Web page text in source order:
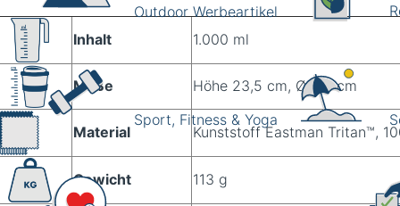
Outdoor Werbeartikel
Sport, Fitness & Yoga
Inhalt 1.000 ml
Maße Höhe 23,5 cm, Ø 8,8 cm
Material Kunststoff Eastman Tritan™,
Gewicht 113 g